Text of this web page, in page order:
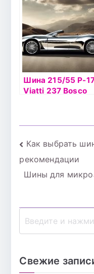
Владомир
Шина 215/55 Р-
Viatti 237 Bosco
по
Как выбрать
рекомендации
Шины для
Свежие